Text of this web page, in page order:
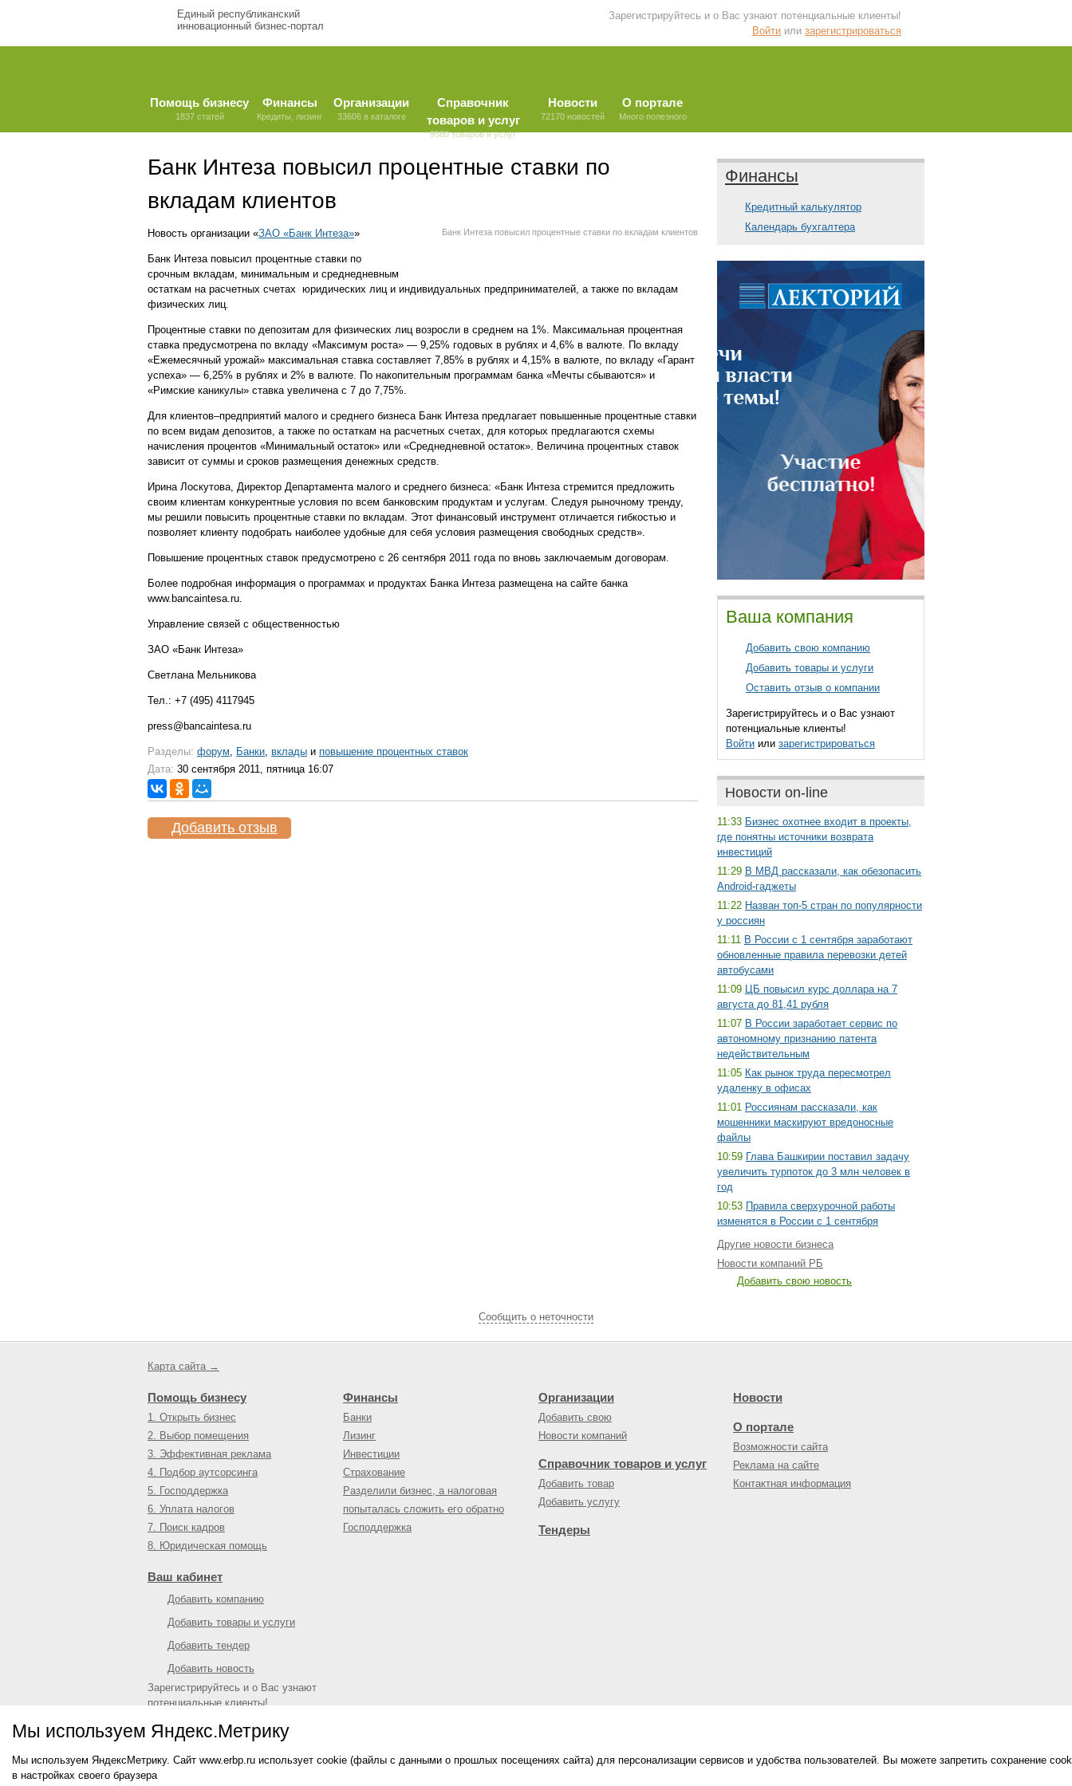
Единый республиканский
инновационный бизнес-портал
Зарегистрируйтесь и о Вас узнают потенциальные клиенты!
Войти или зарегистрироваться
Помощь бизнесу
1837 статей
Финансы
Кредиты, лизинг
Организации
33606 в каталоге
Справочник
товаров и услуг
9580 товаров и услуг
Новости
72170 новостей
О портале
Много полезного
Банк Интеза повысил процентные ставки по
вкладам клиентов
Банк Интеза повысил процентные ставки по вкладам клиентов
Новость организации «ЗАО «Банк Интеза»»
Банк Интеза повысил процентные ставки по
срочным вкладам, минимальным и среднедневным
остаткам на расчетных счетах юридических лиц и индивидуальных предпринимателей, а также по вкладам
физических лиц.
Процентные ставки по депозитам для физических лиц возросли в среднем на 1%. Максимальная процентная
ставка предусмотрена по вкладу «Максимум роста» — 9,25% годовых в рублях и 4,6% в валюте. По вкладу
«Ежемесячный урожай» максимальная ставка составляет 7,85% в рублях и 4,15% в валюте, по вкладу «Гарант
успеха» — 6,25% в рублях и 2% в валюте. По накопительным программам банка «Мечты сбываются» и
«Римские каникулы» ставка увеличена с 7 до 7,75%.
Для клиентов–предприятий малого и среднего бизнеса Банк Интеза предлагает повышенные процентные ставки
по всем видам депозитов, а также по остаткам на расчетных счетах, для которых предлагаются схемы
начисления процентов «Минимальный остаток» или «Среднедневной остаток». Величина процентных ставок
зависит от суммы и сроков размещения денежных средств.
Ирина Лоскутова, Директор Департамента малого и среднего бизнеса: «Банк Интеза стремится предложить
своим клиентам конкурентные условия по всем банковским продуктам и услугам. Следуя рыночному тренду,
мы решили повысить процентные ставки по вкладам. Этот финансовый инструмент отличается гибкостью и
позволяет клиенту подобрать наиболее удобные для себя условия размещения свободных средств».
Повышение процентных ставок предусмотрено с 26 сентября 2011 года по вновь заключаемым договорам.
Более подробная информация о программах и продуктах Банка Интеза размещена на сайте банка
www.bancaintesa.ru.
Управление связей с общественностью
ЗАО «Банк Интеза»
Светлана Мельникова
Тел.: +7 (495) 4117945
press@bancaintesa.ru
Разделы: форум, Банки, вклады и повышение процентных ставок
Дата: 30 сентября 2011, пятница 16:07
Добавить отзыв
Финансы
Кредитный калькулятор
Календарь бухгалтера
Ваша компания
Добавить свою компанию
Добавить товары и услуги
Оставить отзыв о компании
Зарегистрируйтесь и о Вас узнают
потенциальные клиенты!
Войти или зарегистрироваться
Мы используем Яндекс.Метрику
Мы используем ЯндексМетрику. Сайт www.erbp.ru использует cookie (файлы с данными о прошлых посещениях сайта) для персонализации сервисов и удобства пользователей. Вы можете запретить сохранение
в настройках своего браузера
Новости on-line
11:33 Бизнес охотнее входит в проекты,
где понятны источники возврата
инвестиций
11:29 В МВД рассказали, как обезопасить
Android-гаджеты
11:22 Назван топ-5 стран по популярности
у россиян
11:11 В России с 1 сентября заработают
обновленные правила перевозки детей
автобусами
11:09 ЦБ повысил курс доллара на 7
августа до 81,41 рубля
11:07 В России заработает сервис по
автономному признанию патента
недействительным
11:05 Как рынок труда пересмотрел
удаленку в офисах
11:01 Россиянам рассказали, как
мошенники маскируют вредоносные
файлы
10:59 Глава Башкирии поставил задачу
увеличить турпоток до 3 млн человек в
год
10:53 Правила сверхурочной работы
изменятся в России с 1 сентября
Другие новости бизнеса
Новости компаний РБ
Добавить свою новость
Cообщить о неточности
Карта сайта →
Помощь бизнесу
1. Открыть бизнес
2. Выбор помещения
3. Эффективная реклама
4. Подбор аутсорсинга
5. Господдержка
6. Уплата налогов
7. Поиск кадров
8. Юридическая помощь
Финансы
Банки
Лизинг
Инвестиции
Страхование
Разделили бизнес, а налоговая
попыталась сложить его обратно
Господдержка
Организации
Добавить свою
Новости компаний
Справочник товаров и услуг
Добавить товар
Добавить услугу
Тендеры
Новости
О портале
Возможности сайта
Реклама на сайте
Контактная информация
Ваш кабинет
Добавить компанию
Добавить товары и услуги
Добавить тендер
Добавить новость
Зарегистрируйтесь и о Вас узнают
потенциальные клиенты!
© 2009—2026Единый республиканский бизнес-портал
О портале